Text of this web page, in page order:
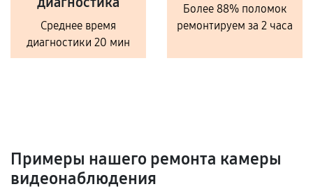
Среднее время
диагностики 20 мин
Более 88% поломок
ремонтируем за 2 часа
Примеры нашего ремонта камеры
видеонаблюдения